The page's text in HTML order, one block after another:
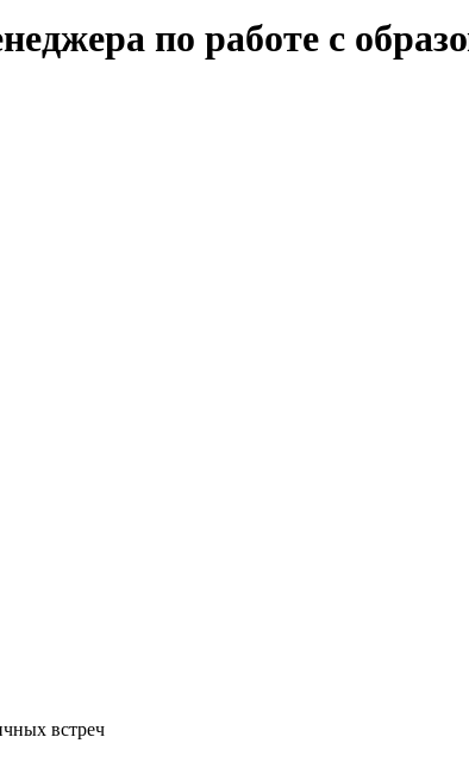
по работе с
встреч